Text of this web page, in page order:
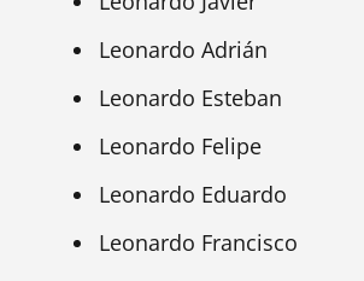
Leonardo Adrián
Leonardo Esteban
Leonardo Felipe
Leonardo Eduardo
Leonardo Francisco